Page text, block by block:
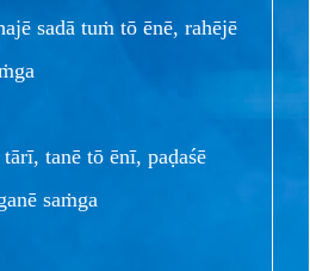
sadā tuṁ tō ēnē, rahējē
tanē tō ēnī, paḍaśē
saṁga